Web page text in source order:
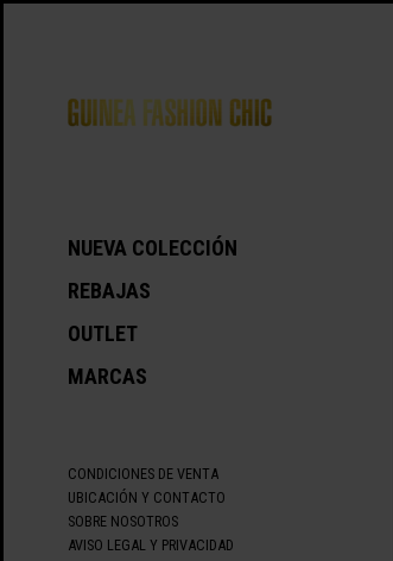
NUEVA COLECCIÓN
REBAJAS
OUTLET
MARCAS
CONDICIONES DE VENTA
UBICACIÓN Y CONTACTO
SOBRE NOSOTROS
AVISO LEGAL Y PRIVACIDAD